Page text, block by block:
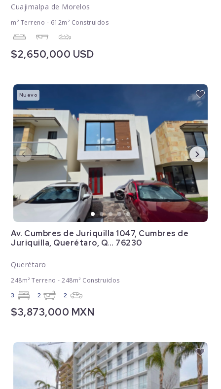
Cuajimalpa de Morelos
m² Terreno - 612m² Construidos
$2,650,000 USD
Av. Cumbres de Juriquilla 1047, Cumbres de
Juriquilla, Querétaro, Q... 76230
Querétaro
248m² Terreno - 248m² Construidos
3 2 2
$3,873,000 MXN
Nuevo